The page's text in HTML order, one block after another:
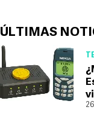
ÚLTIMAS